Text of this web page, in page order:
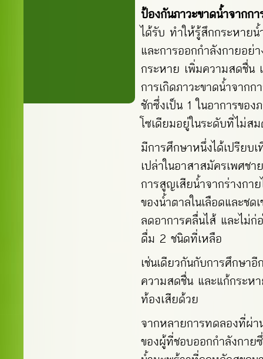
ป้องกันภาวะขาดน้ำจากก
ได้รับ ทำให้รู้สึกกระหาย
และการออกกำลังกายอย่
กระหาย เพิ่มความสดชื่น
การเกิดภาวะขาดน้ำจากก
ชักซึ่งเป็น 1 ในอาการขอ
โซเดียมอยู่ในระดับที่ไม่ส
มีการศึกษาหนึ่งได้เปรียบ
เปล่าในอาสาสมัครเพศช
การสูญเสียน้ำจากร่างกา
ของน้ำตาลในเลือดและช
ลดอาการคลื่นไส้ และไม่ก่
ดื่ม 2 ชนิดที่เหลือ
เช่นเดียวกันกับการศึกษา
ความสดชื่น และแก้กระห
ท้องเสียด้วย
จากหลายการทดลองที่ผ่า
ของผู้ที่ชอบออกกำลังกาย